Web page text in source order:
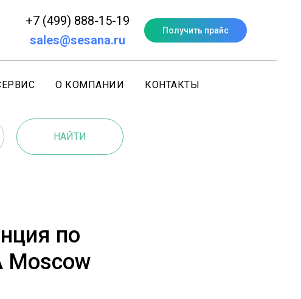
+7 (499) 888-15-19
sales@sesana.ru
Получить прайс
О КОМПАНИИ КОНТАКТЫ
НАЙТИ
по
Moscow